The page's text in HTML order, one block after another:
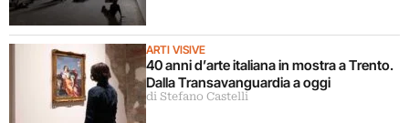
ARTI VISIVE
40 anni d’arte italiana in mostra a Trento.
Dalla Transavanguardia a oggi
di Stefano Castelli